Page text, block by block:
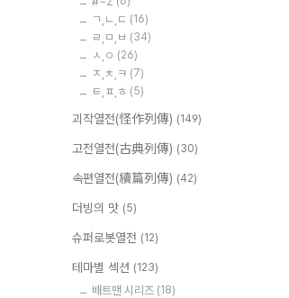
ㄱ,ㄴ,ㄷ (16)
ㄹ,ㅁ,ㅂ (34)
ㅅ,ㅇ (26)
ㅈ,ㅊ,ㅋ (7)
ㅌ,ㅍ,ㅎ (5)
괴작열전(怪作列傳) (149)
고전열전(古典列傳) (30)
속편열전(續篇列傳) (42)
더빙의 맛 (5)
슈퍼로봇열전 (12)
테마별 섹션 (123)
배트맨 시리즈 (18)